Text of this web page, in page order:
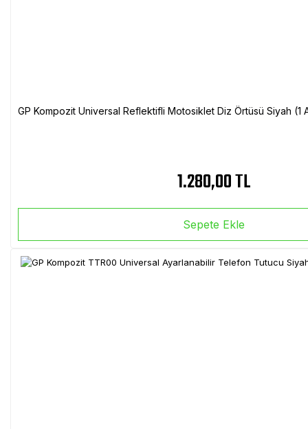
GP Kompozit Universal Reflektifli Motosiklet Diz Örtüsü Siyah
1.280,00 TL
Sepete Ekle